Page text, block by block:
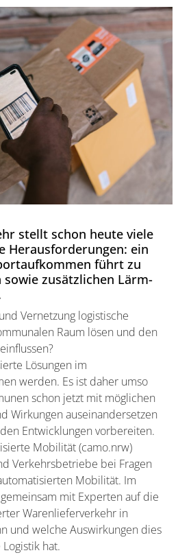
stellt schon heute viele
Herausforderungen: ein
führt zu
zusätzlichen Lärm-
Vernetzung logistische
Raum lösen und den
Lösungen im
werden. Es ist daher umso
schon jetzt mit möglichen
Wirkungen auseinandersetzen
Entwicklungen vorbereiten.
Mobilität (camo.nrw)
Verkehrsbetriebe bei Fragen
Mobilität. Im
mit Experten auf die
Warenlieferverkehr in
und welche Auswirkungen dies
hat.